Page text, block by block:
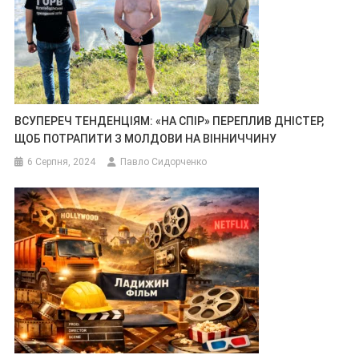
ВСУПЕРЕЧ ТЕНДЕНЦІЯМ: «НА СПІР» ПЕРЕПЛИВ ДНІСТЕР,
ЩОБ ПОТРАПИТИ З МОЛДОВИ НА ВІННИЧЧИНУ
6 Серпня, 2024 Павло Сидорченко